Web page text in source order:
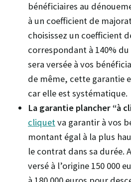
bénéficiaires au
à un coefficient de
choisissez un coefficient
correspondant à 140%
sera versée à vos
de même, cette garantie
car elle est systématique.
La garantie plancher “à
cliquetva garantir à vos
montant égal à la plus
le contrat dans sa durée.
versé à l’origine 150 000